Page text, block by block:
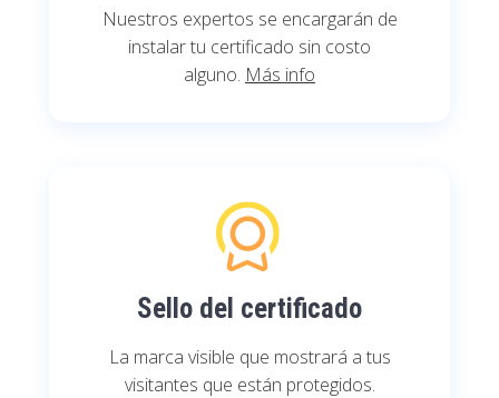
Nuestros expertos se encargarán de
instalar tu certificado sin costo
alguno. Más info
Sello del certificado
La marca visible que mostrará a tus
visitantes que están protegidos.